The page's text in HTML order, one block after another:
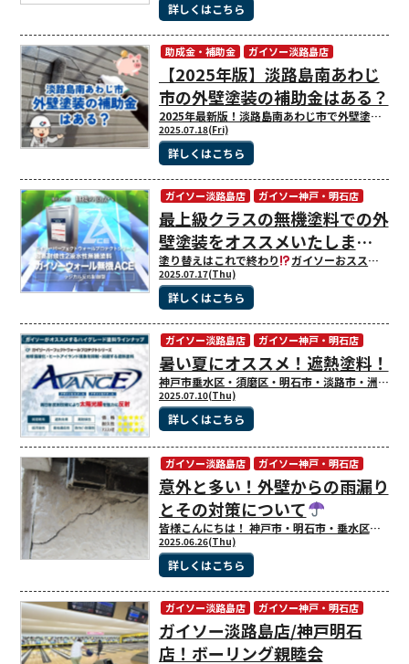
詳しくはこちら
【2025年版】淡路島南あわじ
市の外壁塗装の補助金はある？
2025年最新版！淡路島南あわじ市で外壁塗装で使用できる助成金・補助金について調査しました！ 淡路島南あわじ市の外壁塗装に補助金はある？【2025年最新】 外壁塗装工事は何かと大きな費用が必要になりますよね。 補助金・助成金があると助かりますが、南あわじ市ではどうでしょう？ 淡路島南あわじ市で外壁塗装工事に関する助成金・補助金制度について調査しました！ 1.淡路島南あわじ市 外壁塗装の補助金・助成金はある？ 南あわじ市では「外壁塗装工事」そのものに対する補助金・助成金制度はございませんでした。（2025年7月時点） 兵庫県全体でも、外壁塗装に特化した補助金・助成金制度はございませんでした。 外壁塗装工事の補助金・助成金制度はございませんでしたが、 淡路島南あわじ市では、お家・建物に関する助成金・補助金の情報がございましたので、ご紹介いたします。 2. 淡路瓦屋根工事の奨励金 南あわじ市では淡路瓦を使った工事に対して奨励金をお受け取りいただけます。 また、2025年度より、お受け取りいただける金額が増額いたしました。 補助対象の金額 住宅 工事面積 110㎡未満 110㎡～150㎡未満 150㎡以上 変更前 10万円 15万円 20万 2025年～ 25万円 30万円 40万円 事業所等 工事面積 210㎡未満 210㎡～300㎡未満 300㎡以上 変更前 15万円 22万5,000円 30万 2025年～ 30万円 45万円 60万円 元データ：南あわじ市公式ホームページ「淡路瓦屋根工事の奨励金」（編集・加工して利用） また、金額の増額のほか、住宅や工事内容も対象が拡大されております。 「淡路瓦屋根工事の奨励金」という名目の補助金・助成金制度ですが、淡路瓦を使用したリフォーム工事であれば、屋根工事以外でも申請することができるようです。 詳しくは南あわじ市公式ホームページの情報をご覧ください。 「淡路瓦屋根工事の奨励金」南あわじ市公式ホームページの情報はこちら↓ 淡路瓦屋根工事の奨励金 南あわじ市公式ホームページ（クリックすると外部サイトに移動します。） https://www.city.minamiawaji.hyogo.jp/soshiki/shoukou/awajikawarayanekouji.html 3.南あわじ市定住促進空き家活用支援事業補助金 淡路島（洲本市、淡路市、南あわじ市）の空き家を居住として改修等する場合、改修費用等の一部を補助金としてお受け取りいただけます。 対象者 対象となる空き家を活用し3年居住する意思のある方 対象となる空き家 ・南あわじ市に所在する、自らが居住するために使用する空き家で、「玄関」「台所」「トイレ」「居室」を備えた一戸建ての専用住宅または併用住宅 ・売買、賃貸契約後1年以内の物件 補助対象の種類・内容 補助金交付決定後に着手、年度内に事業が完了し、実績報告書お提出ができるものが対象となるようです。 ①改修工事 空き家の機能回復または設備改善のための工事費（請負工事費）で、30万円以上の工事費が補助対象です。 ②家財道具等の処分費用 空き家の利用のために、不要な家財道具等の撤去、運搬を一般廃棄物処理業者又は、委託業者に委託した際の費用。 ③登記費用 空き家の購入において、所有権その他の権利の異動における不動産登記を司法書士に委託した際に要した費用。登録免許税等の公租公課は対象外。 ④引越費用 空き家への引越に際し、専門業者に依頼し、これに要した費用。（淡路島島外からの方限定で補助） 種類/補助対象者 淡路島内（南あわじ市、洲本市、淡路市内）に在住の方 淡路島外の方 補助率 1.改修工事 100万円（上限） 100万円（上限） 補助対象経費の3分の1 2．家財道具等の処分費用 5万円（上限） 5万円（上限） 3．登記に要する費用 10万円（上限） 10万円（上限） 補助対象経費の10分の10 4．引っ越しに要する費用 なし 10万円（上限） 合計（最大） 115万円 125万円 元データ：南あわじ市公式ホームページ「南あわじ市定住促進空き家活用支援事業補助金」（編集・加工して利用） 事業期間 2020年4月1日から2026年3月31日までとなります。 詳しくは南あわじ市公式ホームページの情報をご覧ください。 「南あわじ市定住促進空き家活用支援事業補助金」南あわじ市公式ホームページの情報はこちら↓ 南あわじ市定住促進空き家活用支援事業補助金（外部サイトに移動します。） https://www.city.minamiawaji.hyogo.jp/soshiki/toshi/akiyakatsuyou2020.html 4.南あわじ市多世代同居・近居支援事業補助金 淡路島南あわじ市で、多世代家族（親世帯と子世帯等）が同居や近居をする際に、住宅の取得やリフォーム工事を行う方に対し、費用の一部として補助金をお受け取りいただけます。 ※近居とは、同一単位自治会区域内でそれぞれの住宅に居宅することをいいます。 対象者 以下の(1)～(3)にいずれかに該当し、対象要件のすべてを満たす方 （1）現在同居中の多世代家族について、過去1年以内に世帯員が1以上増加し、多世代家族で引き続き同居または近居を予定している （2）現在、同一単位自治会の区域内に別々に住んでいる（近居をしている）多世代家族が、同居または近居を予定している ※同居を行おうとする多世代家族は、申請日から遡って1年以上同居をしたことがないことが条件です （3）申請日から遡って1年以上同居も近居もしたことがない多世代家族が、同居または近居を予定している 対象要件については
2025.07.18(Fri)
詳しくはこちら
助成金・補助金 ガイソー淡路島店
最上級クラスの無機塗料での外
壁塗装をオススメいたしま
す！
塗り替えはこれで終わり ガイソーおススメの外壁塗装の無機塗料をご紹介！ 神戸市・明石市・兵庫県洲本市・淡路市・南あわじ市の皆様こんにちは！ いつもガイソー神戸・明石店、ガイソー淡路島店のブログをご覧頂きありがとうございます(*^^*) 早いもので7月も半ばになり、今までお天気が良い日が続いていましたが、台風の影響などで雨が強く降ったり、ジメジメとしていますが、 気温の変化で体調を崩されないようにお気を付けてお過ごしください
2025.07.17(Thu)
詳しくはこちら
ガイソー淡路島店 ガイソー神戸・明石店
暑い夏にオススメ！遮熱塗料！
神戸市垂水区・須磨区・明石市・淡路市・洲本市・南あわじ市の皆様こんにちは！ 外装リフォームのことはお任せください！外壁塗装・屋根塗装専門店のガイソー神戸・明石店 ガイソー淡路島店です。 私たちは、地域密着で外壁塗装や屋根塗装等、外装リフォームを行っております。 店内には様々な外壁材、屋根材を多数展示しており、専門スタッフが不明点にもお答えしますので是非お気軽に、お問合せ・ご来店下さい♪ 神戸市で外壁・屋根塗装などの外装リフォームをご検討中の方はこちら＜ガイソー神戸・明石店＞ 淡路島で外壁・屋根塗装などの外装リフォームをご検討中の方はこちら＜ガイソー淡路島店＞ 早いもので7月に入りましたが、毎日暑い日が続いておりますね。 室内にいても熱中症になりますので、こまめな水分を取り熱中症対策を行ってくださいね。 この暑さや紫外線が影響を与えるのは私たちだけではなく、実はお住まいも例外ではありません！ 皆様、「遮熱塗料」という塗料についてご存じでしょうか？ これから外装リフォームをお考えの神戸市・淡路島の皆様、夏本番を迎える前に、そして電気代も高騰している今だからこそ！ 是非「遮熱塗料」について知って頂きたいと思いますので是非参考にしてみて下さい♪ １．遮熱塗料とは？ 遮熱塗料とは、建物や屋根などの表面に塗装することで太陽熱の吸収を減少させ、建物内部の温度上昇を抑える特殊な塗料のことです。 遮熱塗料には、高い反射率を持つ特殊な顔料や、熱を反射する特殊な層などが含まれており、これらの素材が太陽光を反射して建物表面の温度を下げる働きをします。 遮熱塗料を使用することで、建物内部の熱負荷を軽減し、冷房や換気システムの消費電力を削減することができます。 このように遮熱塗料の最大のメリットは、暑い夏のエアコン冷房費を大幅に削減し、省エネ・節電に大きく貢献することだと言えます。 ２．神戸市・淡路市の暑い夏におすすめ遮熱塗料！ ①アヴァンセシリーズ～高日射反射技術により太陽光線を強力に反射～ まずは、ガイソーオリジナル塗料のアヴァンセシリーズです。こちらの塗料は特殊な顔料と高日射反射技術により、太陽光線を強力に反射することが出来ます。 下記のイラストのように、一般的な塗料は太陽光により屋根・壁面温度が上昇しその大部分が室内まで通過し室温がアップしてしまいますが、一方アヴァンセは中空セラミックバルーンという特殊技術により太陽光線が大幅にシャットアウトされ、最大８０％太陽光を反射・熱放射させ室温が高くなりにくくなっています。 温度差20.3℃ 実際に、同じ色のアヴァンセFクールと一般塗料を塗装した鋼板に、太陽に見たてたレフランプの光を照射して裏面の温度を測定する試験をおこなった結果、30分後の最大温度差は20.3℃でした。これにより温度上昇を抑制する効果が実証されました！ アヴァンセを外壁や屋根に塗れば、夏場の室内の熱ごもり軽減が期待できます。 ②ガイナ～JAXA(ジャクサ)の開発技術を応用して生み出された最先端塗料～ こちらの塗料は、ロケット打ち上げ時に高温の熱から機体及び人工衛星を守るためにロケット先端部に塗布する断熱技術を、住宅用に技術応用した最先端塗料です。 「ガイナ」がオススメの理由は、「遮熱」だけではなく「断熱」も出来るところです。断熱効果により、熱が移動することを防ぐため、夏は暑さを室内に伝えにくく、冬は冷気を室内に伝えないという働きをします。 遮熱効果：太陽光に含まれる赤外線を反射する性質を持っているため、外壁に塗布することで熱の侵入を最小限に抑えることができます。そのため夏場も熱が蓄積されず、冷房効率が上がり涼しい環境で過ごせます。エアコンにかかる消費電力が26.7%削減されたというデータも！ 断熱効果：室内の熱エネルギーを封じ込め、熱を外に逃がさない為冬場はとても室内が暖かく♪この「断熱＆保温」効果で一日中、年間通して省エネ性を発揮します。 ではなぜ、このようにガイナは「遮熱」と「断熱」を両立させることが出来るのでしょうか？ ガイナには、遮熱・断熱性能に優れた特殊セラミックビーズが配合されていて、塗装する前はバラバラに浮遊している状態です。それを外壁等に塗ると、乾燥しながらそのセラミックビーズが表面に集まり、層を作ってコーテイングします。 このガイナに含まれている特殊セラミックビーズが層を作る事で熱の移動を遮る働きをしてくれ、さらにセラミックは熱を遠赤外線に変化させる性質があるので、「断熱」と「遮熱」両方が叶うというわけです！ 夏は冷気を逃さず、冬場は熱を逃がさないガイナを塗布すれば、冷暖房の効率が良くなるので、年間通してコストの削減を実現できます！ 長期的な経済効果を見込む方にはオススメです。 いかがでしたでしょうか？ 年々地球温暖化が進む中で、お住まいでいかに快適に過ごすか、、、、外壁・屋根塗装で改善することも出来ます！ これから外装リフォームをご検討される際に是非参考にしてみて下さいね。 ガイソー神戸・明石店、ガイソー淡路島店では相談・お見積りは無料ですので、お気軽にお問合せ下さい！ お待ちしております(^^)/ 外壁塗装・屋根塗装専門店のガイソー神戸・明石店 ガイソー淡路島店です。 私たちは、地域密着で外壁塗装や屋根塗装等、外装リフォームを行っております。 店内には様々な外壁材、屋根材を多数展示しており、専門スタッフが不明点にもお答えしますので是非お気軽に、お問合せ・ご来店下さい♪ 神戸市で外壁・屋根塗装などの外装リフォームをご検討中の方はこちら＜ガイソー神戸・明石店＞ 淡路島で外壁・屋根塗装などの外装リフォームをご検討中の方はこちら＜ガイソー淡路島店＞
2025.07.10(Thu)
詳しくはこちら
ガイソー淡路島店 ガイソー神戸・明石店
意外と多い！外壁からの雨漏り
とその対策について
皆様こんにちは！ 神戸市・明石市・垂水区・須磨区・淡路市・洲本市・南あわじ市の皆様、こんにちは！ 神戸市・明石市・洲本市・淡路市・南あわじ市の外壁塗装・屋根塗装・雨漏り専門店のガイソー神戸・明石店・ガイソー淡路島店です。 今週はお天気が良かったり、崩れたりで気圧の変化で体調も崩しやすいですが、 美味しいものを沢山食べて元気に過ごしていきましょうね！ 今回は、梅雨の季節に気になる「雨漏り
2025.06.26(Thu)
詳しくはこちら
ガイソー淡路島店 ガイソー神戸・明石店
ガイソー淡路島店/神戸明石
店！ボーリング親睦会
ガイソー淡路島店 ガイソー神戸・明石店